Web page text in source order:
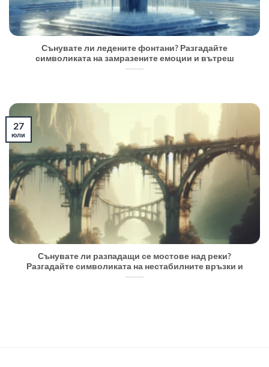
Сънувате ли ледените фонтани? Разгадайте
символиката на замразените емоции и вътреш
Сънувате ли разпадащи се мостове над реки?
Разгадайте символиката на нестабилните връзки и
27
юли